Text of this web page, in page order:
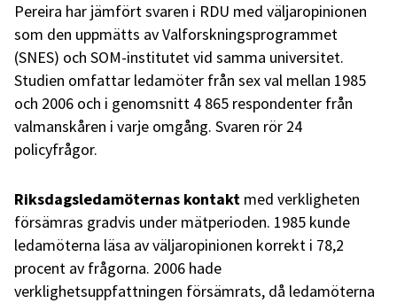
Pereira har jämfört svaren i RDU med väljaropinionen
som den uppmätts av Valforskningsprogrammet
(SNES) och SOM-institutet vid samma universitet.
Studien omfattar ledamöter från sex val mellan 1985
och 2006 och i genomsnitt 4 865 respondenter från
valmanskåren i varje omgång. Svaren rör 24
policyfrågor.
Riksdagsledamöternas kontakt med verkligheten
försämras gradvis under mätperioden. 1985 kunde
ledamöterna läsa av väljaropinionen korrekt i 78,2
procent av frågorna. 2006 hade
verklighetsuppfattningen försämrats, då ledamöterna